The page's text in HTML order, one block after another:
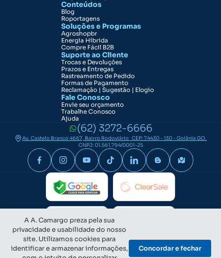
Conteúdos
Blog
Roportagens
Soluções e Programas
Agroshopbr
Energia Híbrida
Compre Fácil B2B
Suporte ao Cliente
Trocas e Devoluções
Prazos e Entregas
Rastreamento de Pedido
Formas de Pagamento
Reclamação | Sugestão | Elogio
Fale Conosco
Envie seu orçamento
Trabalhe Conosco
Ajuda
(62) 3272-6666
Av. Castelo Branco 4667, Bairro Rodoviário CEP: 74430 - 130 - Goiânia GO.
CNPJ: 01.561.794/0001-25
A A. Camargo preza pela sua
privacidade e usabilidade do nosso
site. Utilizamos cookies para
identificar e armazenar informações,
Concordar e fechar